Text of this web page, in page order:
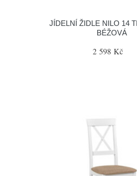
JÍDELNÍ ŽIDLE NILO 14
BÉŽOVÁ
2 598 Kč